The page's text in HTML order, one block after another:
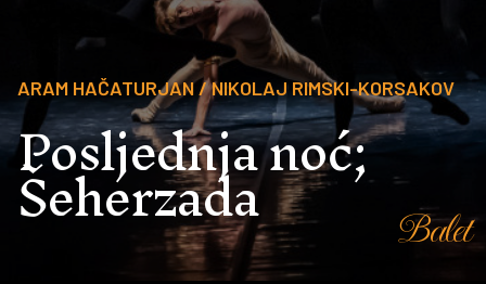
ARAM HAČATURJAN / NIKOLAJ RIMSKI-KORSAKOV
Posljednja noć;
Šeherzada Balet